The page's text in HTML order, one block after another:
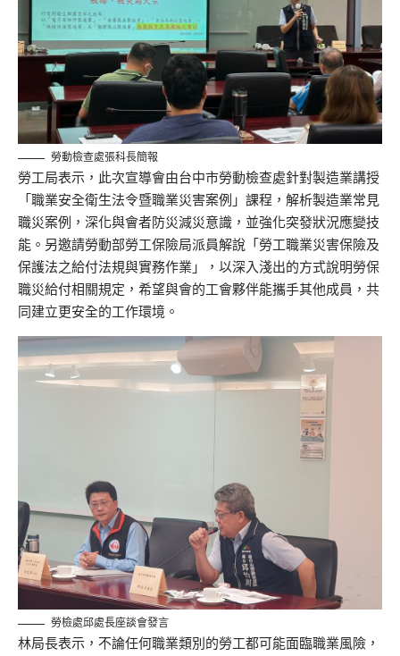
勞動檢查處張科長簡報
勞工局表示，此次宣導會由台中市勞動檢查處針對製造業講授
「職業安全衛生法令暨職業災害案例」課程，解析製造業常見
職災案例，深化與會者防災減災意識，並強化突發狀況應變技
能。另邀請勞動部勞工保險局派員解說「勞工職業災害保險及
保護法之給付法規與實務作業」，以深入淺出的方式說明勞保
職災給付相關規定，希望與會的工會夥伴能攜手其他成員，共
同建立更安全的工作環境。
勞檢處邱處長座談會發言
林局長表示，不論任何職業類別的勞工都可能面臨職業風險，